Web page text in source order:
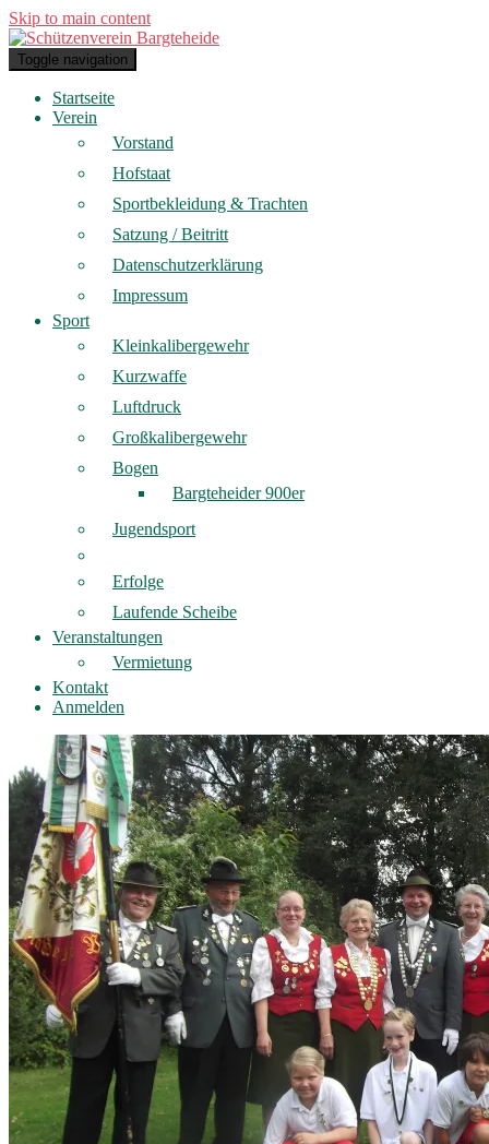
Skip to main content
Toggle navigation
Startseite
Verein
Vorstand
Hofstaat
Sportbekleidung & Trachten
Satzung / Beitritt
Datenschutzerklärung
Impressum
Sport
Kleinkalibergewehr
Kurzwaffe
Luftdruck
Großkalibergewehr
Bogen
Bargteheider 900er
Jugendsport
Erfolge
Laufende Scheibe
Veranstaltungen
Vermietung
Kontakt
Anmelden